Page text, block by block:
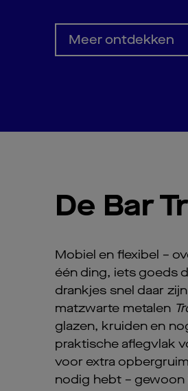
Meer ontdekken
De Bar
Mobiel en flexibel –
één ding, iets goeds
drankjes snel daar
matzwarte metalen
glazen, kruiden en
praktische aflegvlak
voor extra
nodig hebt – gewoon